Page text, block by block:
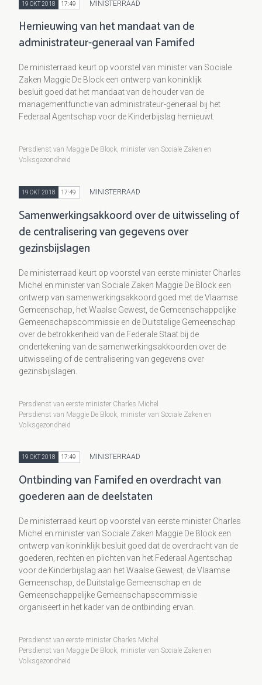
19 OKT 2018 17:49 MINISTERRAAD
Hernieuwing van het mandaat van de
administrateur-generaal van Famifed
De ministerraad keurt op voorstel van minister van Sociale
Zaken Maggie De Block een ontwerp van koninklijk
besluit goed dat het mandaat van de houder van de
managementfunctie van administrateur-generaal bij het
Federaal Agentschap voor de Kinderbijslag hernieuwt.
Persdienst van Maggie De Block, minister van Sociale Zaken en
Volksgezondheid
19 OKT 2018 17:49 MINISTERRAAD
Samenwerkingsakkoord over de uitwisseling of
de centralisering van gegevens over
gezinsbijslagen
De ministerraad keurt op voorstel van eerste minister Charles
Michel en minister van Sociale Zaken Maggie De Block een
ontwerp van samenwerkingsakkoord goed met de Vlaamse
Gemeenschap, het Waalse Gewest, de Gemeenschappelijke
Gemeenschapscommissie en de Duitstalige Gemeenschap
over de betrokkenheid van de Federale Staat bij de
ondertekening van de samenwerkingsakkoorden over de
uitwisseling of de centralisering van gegevens over
gezinsbijslagen.
Persdienst van eerste minister Charles Michel
Persdienst van Maggie De Block, minister van Sociale Zaken en
Volksgezondheid
19 OKT 2018 17:49 MINISTERRAAD
Ontbinding van Famifed en overdracht van
goederen aan de deelstaten
De ministerraad keurt op voorstel van eerste minister Charles
Michel en minister van Sociale Zaken Maggie De Block een
ontwerp van koninklijk besluit goed dat de overdracht van de
goederen, rechten en plichten van het Federaal Agentschap
voor de Kinderbijslag aan het Waalse Gewest, de Vlaamse
Gemeenschap, de Duitstalige Gemeenschap en de
Gemeenschappelijke Gemeenschapscommissie
organiseert in het kader van de ontbinding ervan.
Persdienst van eerste minister Charles Michel
Persdienst van Maggie De Block, minister van Sociale Zaken en
Volksgezondheid